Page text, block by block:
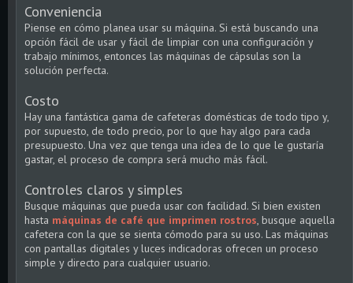
Conveniencia
Piense en cómo planea usar su máquina. Si está buscando una
opción fácil de usar y fácil de limpiar con una configuración y
trabajo mínimos, entonces las máquinas de cápsulas son la
solución perfecta.
Costo
Hay una fantástica gama de cafeteras domésticas de todo tipo y,
por supuesto, de todo precio, por lo que hay algo para cada
presupuesto. Una vez que tenga una idea de lo que le gustaría
gastar, el proceso de compra será mucho más fácil.
Controles claros y simples
Busque máquinas que pueda usar con facilidad. Si bien existen
hasta máquinas de café que imprimen rostros, busque aquella
cafetera con la que se sienta cómodo para su uso. Las máquinas
con pantallas digitales y luces indicadoras ofrecen un proceso
simple y directo para cualquier usuario.